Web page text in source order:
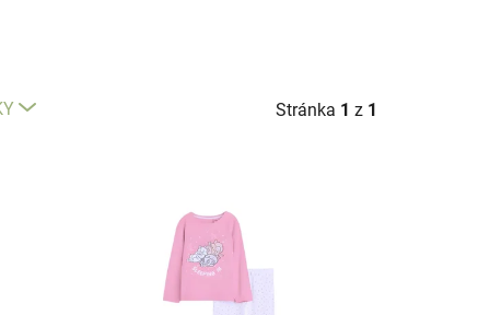
Stránka 1 z 1